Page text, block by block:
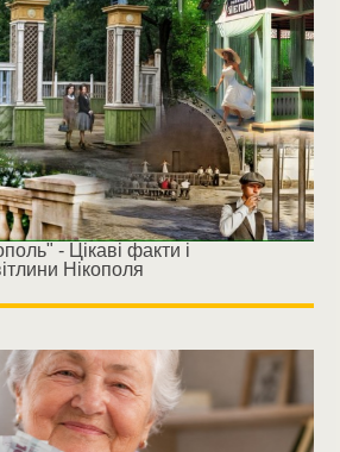
- Цікаві факти і
Нікополя